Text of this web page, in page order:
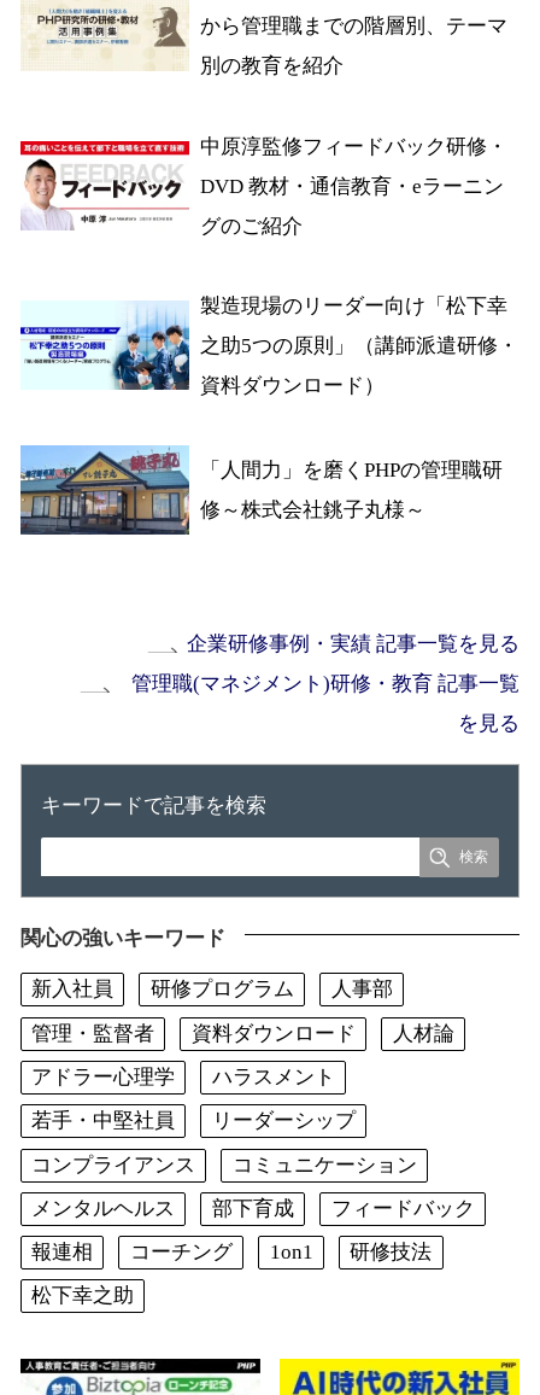
から管理職までの階層別、テーマ
別の教育を紹介
中原淳監修フィードバック研修・
DVD 教材・通信教育・eラーニン
グのご紹介
製造現場のリーダー向け「松下幸
之助5つの原則」（講師派遣研修・
資料ダウンロード）
「人間力」を磨くPHPの管理職研
修～株式会社銚子丸様～
企業研修事例・実績 記事一覧を見る
管理職(マネジメント)研修・教育 記事一覧
を見る
キーワードで記事を検索
関心の強いキーワード
新入社員 研修プログラム
人事部
管理・監督者
資料ダウンロード
人材論
アドラー心理学
ハラスメント
若手・中堅社員
リーダーシップ
コンプライアンス
コミュニケーション
メンタルヘルス
部下育成
フィードバック
報連相
コーチング 1on1
研修技法
松下幸之助